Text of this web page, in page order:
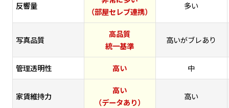
反響量
（部屋セレブ連携）
多い
写真品質
高品質
統一基準
高いがブレあり
管理透明性 高い 中
家賃維持力
高い
（データあり）
高い